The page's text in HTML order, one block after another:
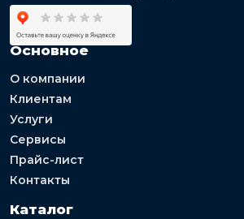
Основное
О компании
Клиентам
Услуги
Сервисы
Прайс-лист
Контакты
Каталог